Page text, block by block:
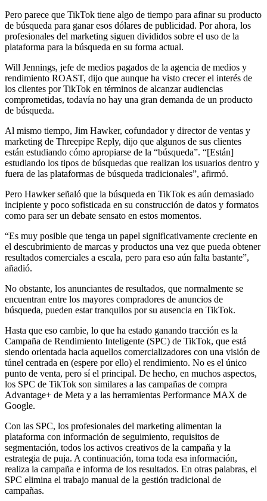
Pero parece que TikTok tiene algo de tiempo para afinar su producto
de búsqueda para ganar esos dólares de publicidad. Por ahora, los
profesionales del marketing siguen divididos sobre el uso de la
plataforma para la búsqueda en su forma actual.
Will Jennings, jefe de medios pagados de la agencia de medios y
rendimiento ROAST, dijo que aunque ha visto crecer el interés de
los clientes por TikTok en términos de alcanzar audiencias
comprometidas, todavía no hay una gran demanda de un producto
de búsqueda.
Al mismo tiempo, Jim Hawker, cofundador y director de ventas y
marketing de Threepipe Reply, dijo que algunos de sus clientes
están estudiando cómo apropiarse de la “búsqueda”. “[Están]
estudiando los tipos de búsquedas que realizan los usuarios dentro y
fuera de las plataformas de búsqueda tradicionales”, afirmó.
Pero Hawker señaló que la búsqueda en TikTok es aún demasiado
incipiente y poco sofisticada en su construcción de datos y formatos
como para ser un debate sensato en estos momentos.
“Es muy posible que tenga un papel significativamente creciente en
el descubrimiento de marcas y productos una vez que pueda obtener
resultados comerciales a escala, pero para eso aún falta bastante”,
añadió.
No obstante, los anunciantes de resultados, que normalmente se
encuentran entre los mayores compradores de anuncios de
búsqueda, pueden estar tranquilos por su ausencia en TikTok.
Hasta que eso cambie, lo que ha estado ganando tracción es la
Campaña de Rendimiento Inteligente (SPC) de TikTok, que está
siendo orientada hacia aquellos comercializadores con una visión de
túnel centrada en (espere por ello) el rendimiento. No es el único
punto de venta, pero sí el principal. De hecho, en muchos aspectos,
los SPC de TikTok son similares a las campañas de compra
Advantage+ de Meta y a las herramientas Performance MAX de
Google.
Con las SPC, los profesionales del marketing alimentan la
plataforma con información de seguimiento, requisitos de
segmentación, todos los activos creativos de la campaña y la
estrategia de puja. A continuación, toma toda esa información,
realiza la campaña e informa de los resultados. En otras palabras, el
SPC elimina el trabajo manual de la gestión tradicional de
campañas.